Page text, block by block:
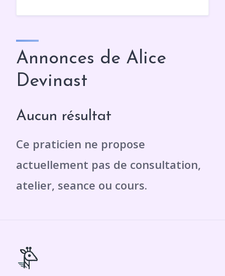
Annonces de Alice
Devinast
Aucun résultat